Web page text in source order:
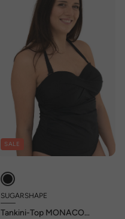
SALE
SUGARSHAPE
Tankini-Top MONACO